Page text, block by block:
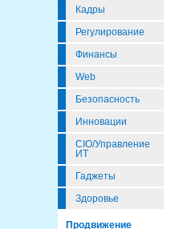
Кадры
Регулирование
Финансы
Web
Безопасность
Инновации
CIO/Управление
ИТ
Гаджеты
Здоровье
Продвижение